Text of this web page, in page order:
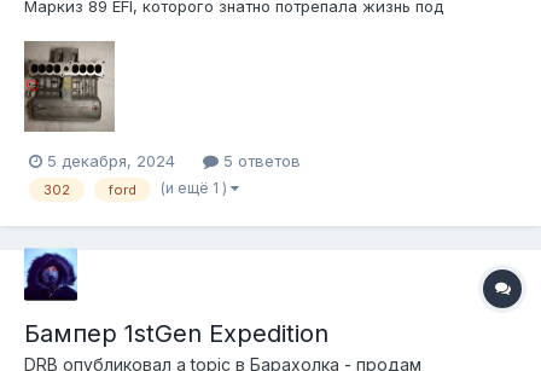
Маркиз 89 EFI, которого знатно потрепала жизнь под
круиз тоже Предыстория: в очередной раз снял интейк,
чтобы заменить форсы и все шланги-хоботы вакуумной
системы превратились...
5 декабря, 2024 5 ответов
302 ford (и ещё 1 )
Бампер 1stGen Expedition
DRB опубликовал a topic в Барахолка - продам